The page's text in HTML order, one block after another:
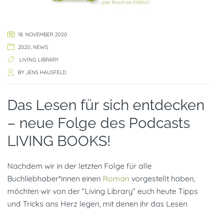
18. NOVEMBER 2020
2020 NEWS
LIVING LIBRARY
BY JENS HAUSFELD
Das Lesen für sich entdecken
– neue Folge des Podcasts
LIVING BOOKS!
Nachdem wir in der letzten Folge für alle
Buchliebhaber*innen einen Roman vorgestellt haben,
möchten wir von der “Living Library” euch heute Tipps
und Tricks ans Herz legen, mit denen ihr das Lesen